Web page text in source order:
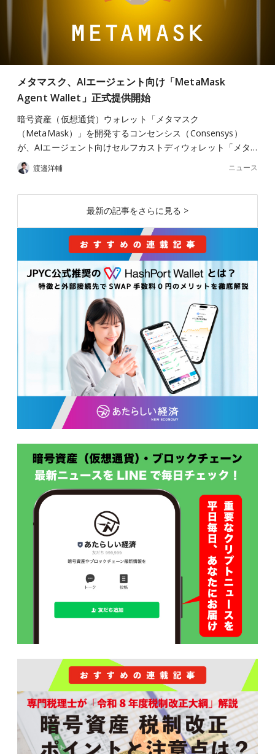
メタマスク、AIエージェント向け「MetaMask
Agent Wallet」正式提供開始
暗号資産（仮想通貨）ウォレット「メタマスク
（MetaMask）」を開発するコンセンシス（Consensys）
が、AIエージェント向けセルフカストディウォレット「メタ…
渡邉洋輔 ニュース
最新の記事をさらに見る >